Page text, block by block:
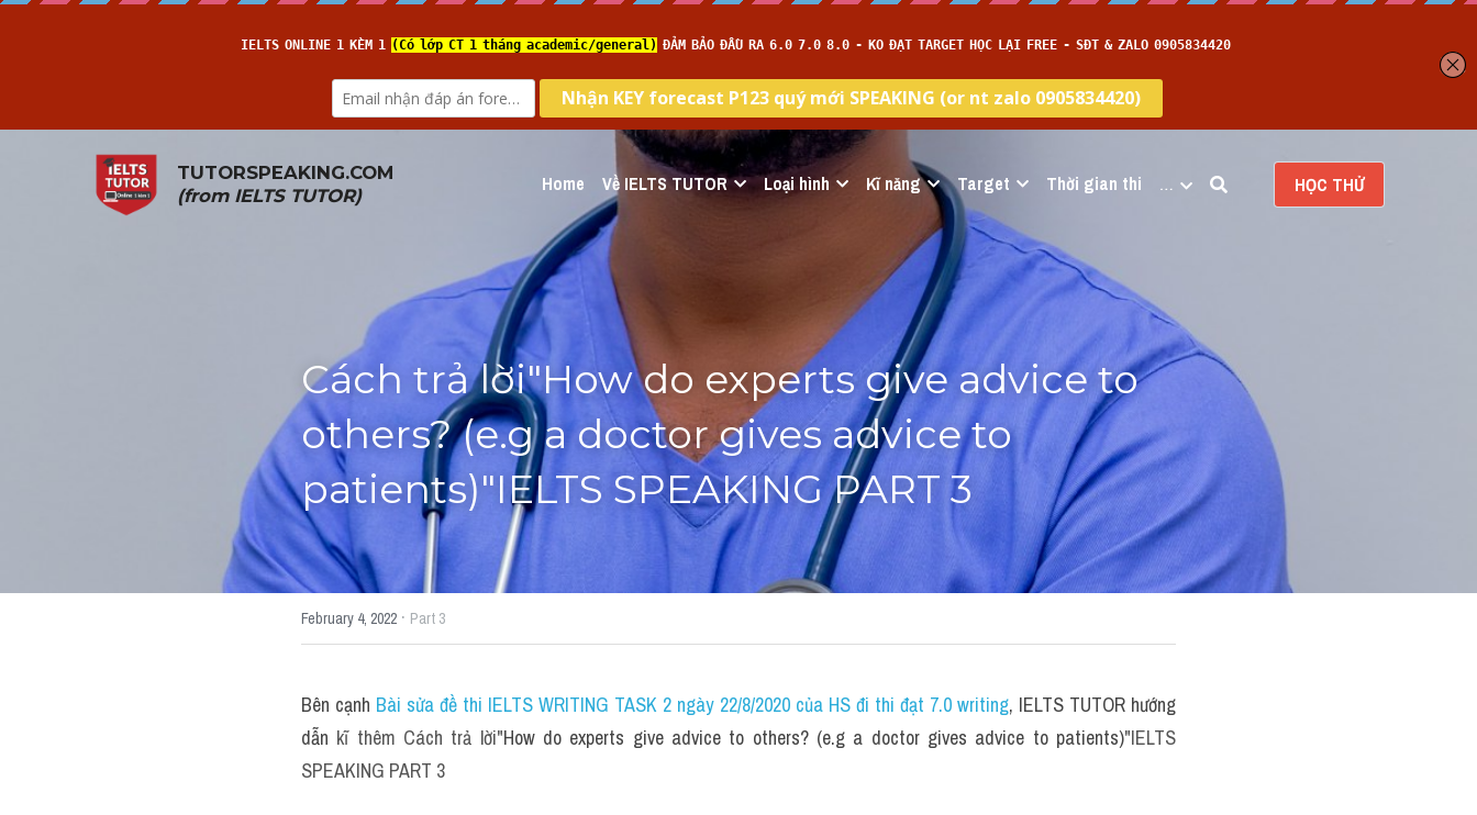
TUTORSPEAKING.COM
(from IELTS TUTOR) Home Về IELTS TUTOR Loại hình Kĩ năng Target Thời gian thi … HỌC THỬ
Cách trả lời"How do experts give advice to
others? (e.g a doctor gives advice to
patients)"IELTS SPEAKING PART 3
·
Bên cạnh Bài sửa đề thi IELTS WRITING TASK 2 ngày 22/8/2020 của HS đi thi đạt 7.0 writing, IELTS TUTOR hướng
dẫn kĩ thêm Cách trả lời" How do experts give advice to others? (e.g a doctor gives advice to patients)